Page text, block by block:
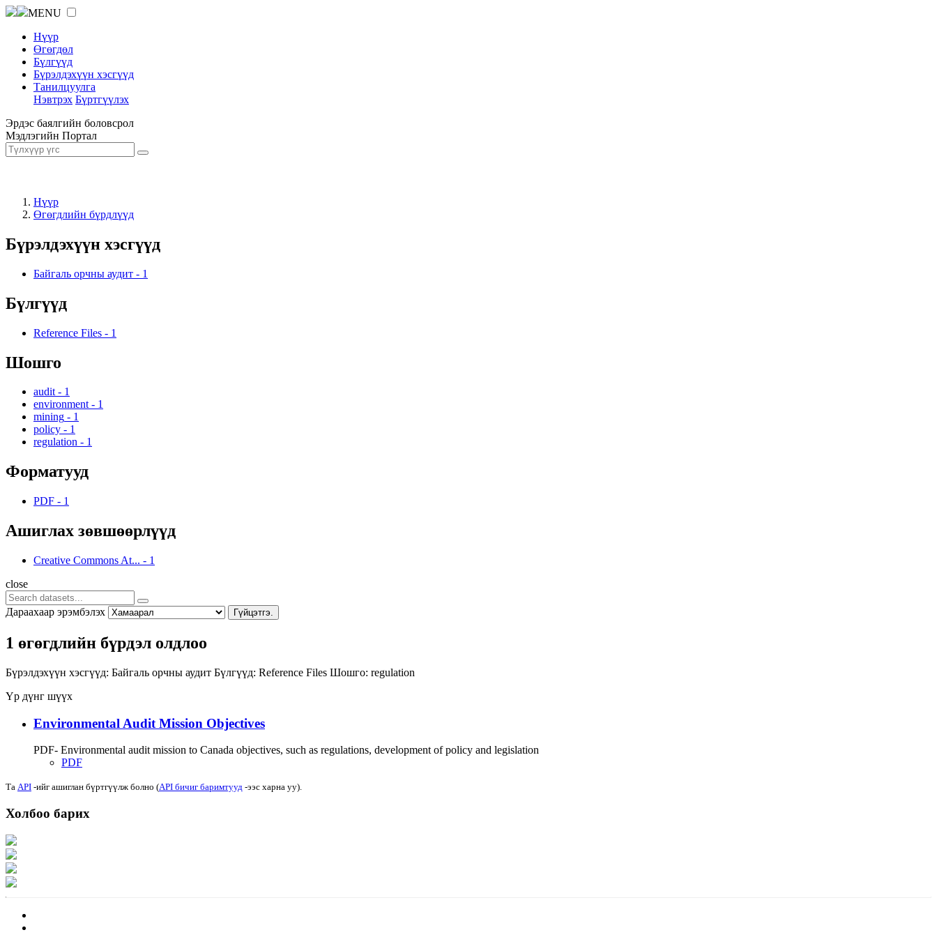
MENU
Нүүр
Өгөгдөл
Бүлгүүд
Бүрэлдэхүүн хэсгүүд
Танилцуулга
Нэвтрэх Бүртгүүлэх
Эрдэс баялгийн боловсрол
Мэдлэгийн Портал
Нүүр
Өгөгдлийн бүрдлүүд
Бүрэлдэхүүн хэсгүүд
Байгаль орчны аудит - 1
Бүлгүүд
Reference Files - 1
Шошго
audit - 1
environment - 1
mining - 1
policy - 1
regulation - 1
Форматууд
PDF - 1
Ашиглах зөвшөөрлүүд
Creative Commons At... - 1
close
Дараахаар эрэмбэлэх Гүйцэтгэ.
1 өгөгдлийн бүрдэл олдлоо
Бүрэлдэхүүн хэсгүүд: Байгаль орчны аудит Бүлгүүд: Reference Files Шошго: regulation
Үр дүнг шүүх
Environmental Audit Mission Objectives
PDF- Environmental audit mission to Canada objectives, such as regulations, development of policy and legislation
PDF
Та API -ийг ашиглан бүртгүүлж болно (API бичиг баримтууд -ээс харна уу).
Холбоо барих